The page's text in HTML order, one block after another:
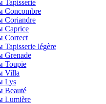
Tapisserie
Concombre
Coriandre
Caprice
Correct
légère
Grenade
Toupie
Villa
Lys
Beauté
Lumière